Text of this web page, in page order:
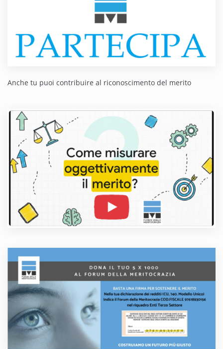
Anche tu puoi contribuire al riconoscimento del merito